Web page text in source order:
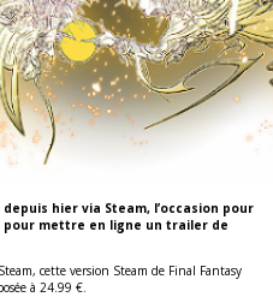
hier via Steam, l’occasion pour
mettre en ligne un trailer de
cette version Steam de Final Fantasy
à 24.99 €.